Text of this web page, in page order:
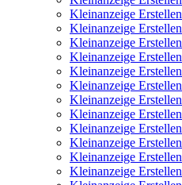
Kleinanzeige Erstellen
Kleinanzeige Erstellen
Kleinanzeige Erstellen
Kleinanzeige Erstellen
Kleinanzeige Erstellen
Kleinanzeige Erstellen
Kleinanzeige Erstellen
Kleinanzeige Erstellen
Kleinanzeige Erstellen
Kleinanzeige Erstellen
Kleinanzeige Erstellen
Kleinanzeige Erstellen